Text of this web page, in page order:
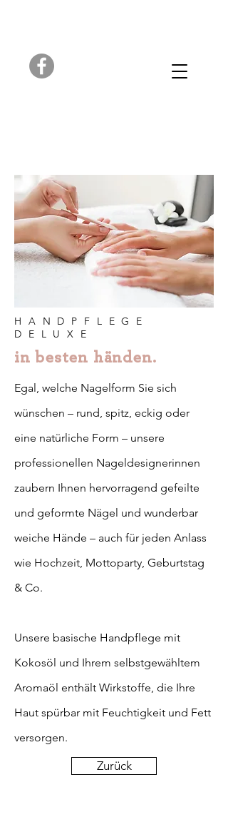
HANDPFLEGE
DELUXE
in besten händen.
Egal, welche Nagelform Sie sich
wünschen – rund, spitz, eckig oder
eine natürliche Form – unsere
professionellen Nageldesignerinnen
zaubern Ihnen hervorragend gefeilte
und geformte Nägel und wunderbar
weiche Hände – auch für jeden Anlass
wie Hochzeit, Mottoparty, Geburtstag
& Co.
Unsere basische Handpflege mit
Kokosöl und Ihrem selbstgewähltem
Aromaöl enthält Wirkstoffe, die Ihre
Haut spürbar mit Feuchtigkeit und Fett
versorgen.
Zurück